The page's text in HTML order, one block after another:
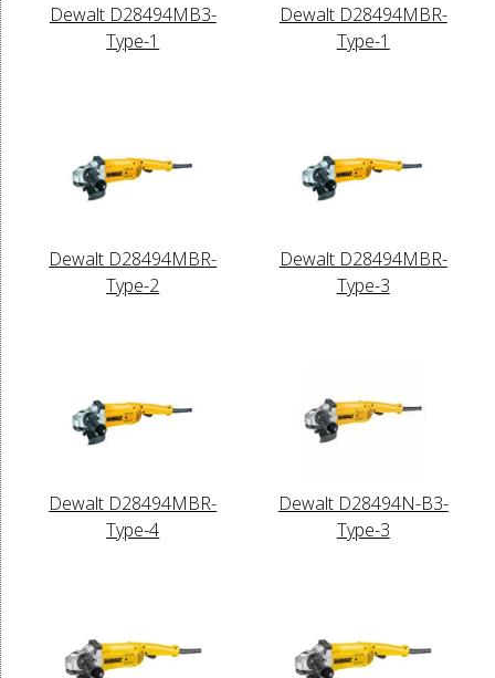
Dewalt D28494MB3-
Type-1
Dewalt D28494MBR-
Type-1
Dewalt D28494MBR-
Type-2
Dewalt D28494MBR-
Type-3
Dewalt D28494MBR-
Type-4
Dewalt D28494N-B3-
Type-3